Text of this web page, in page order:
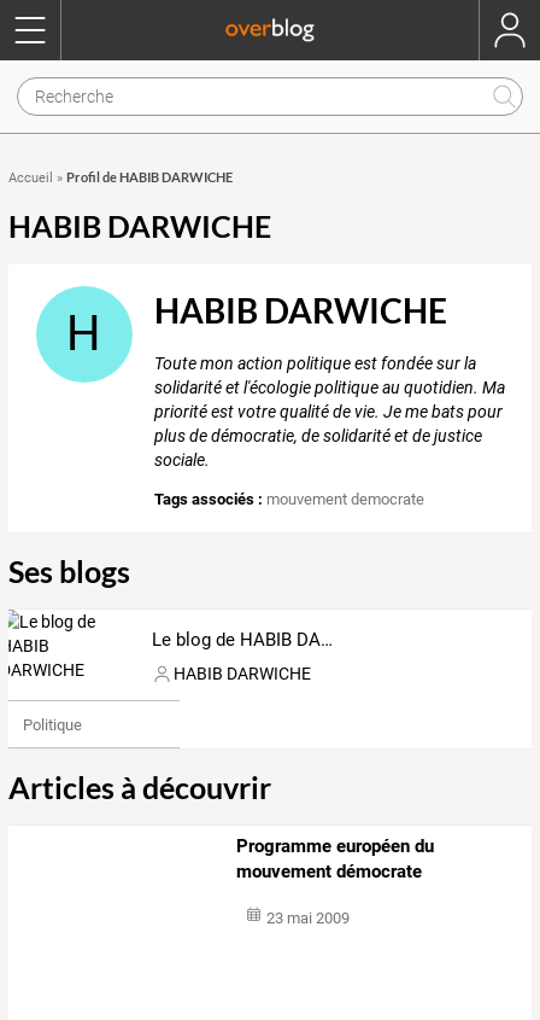
Accueil » Profil de HABIB DARWICHE
HABIB DARWICHE
H HABIB DARWICHE
Toute mon action politique est fondée sur la
solidarité et l'écologie politique au quotidien. Ma
priorité est votre qualité de vie. Je me bats pour
plus de démocratie, de solidarité et de justice
sociale.
Tags associés : mouvement democrate
Ses blogs
Le blog de HABIB DARWICHE
HABIB DARWICHE
Politique
Articles à découvrir
Programme européen du
mouvement démocrate
23 mai 2009